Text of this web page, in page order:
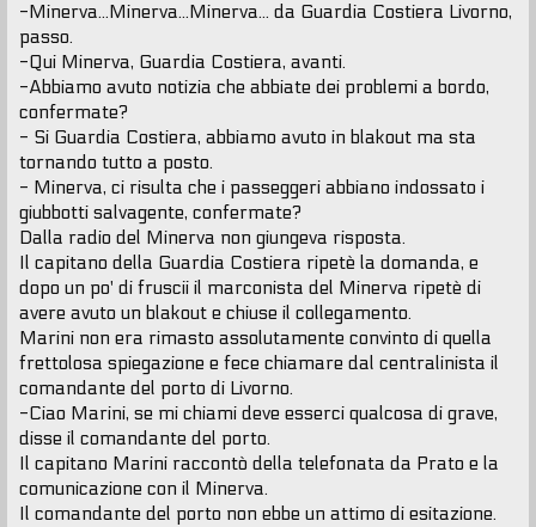
-Minerva...Minerva...Minerva... da Guardia Costiera Livorno,
passo.
-Qui Minerva, Guardia Costiera, avanti.
-Abbiamo avuto notizia che abbiate dei problemi a bordo,
confermate?
- Si Guardia Costiera, abbiamo avuto in blakout ma sta
tornando tutto a posto.
- Minerva, ci risulta che i passeggeri abbiano indossato i
giubbotti salvagente, confermate?
Dalla radio del Minerva non giungeva risposta.
Il capitano della Guardia Costiera ripetè la domanda, e
dopo un po' di fruscii il marconista del Minerva ripetè di
avere avuto un blakout e chiuse il collegamento.
Marini non era rimasto assolutamente convinto di quella
frettolosa spiegazione e fece chiamare dal centralinista il
comandante del porto di Livorno.
-Ciao Marini, se mi chiami deve esserci qualcosa di grave,
disse il comandante del porto.
Il capitano Marini raccontò della telefonata da Prato e la
comunicazione con il Minerva.
Il comandante del porto non ebbe un attimo di esitazione.